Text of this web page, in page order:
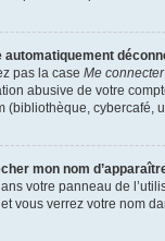
automatiquement
pas la case Me
abusive de votre
(bibliothèque, cybercafé,
mon nom
votre panneau de
vous verrez votre nom